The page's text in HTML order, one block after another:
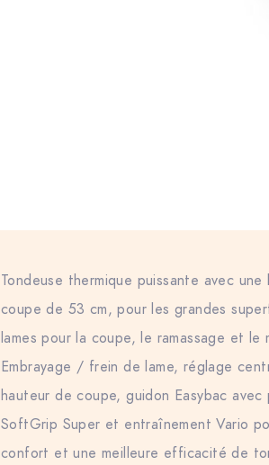
Tondeuse thermique puissante avec une
coupe de 53 cm, pour les grandes
lames pour la coupe, le ramassage et le
Embrayage / frein de lame, réglage
hauteur de coupe, guidon Easybac avec
SoftGrip Super et entraînement Vario
confort et une meilleure efficacité de